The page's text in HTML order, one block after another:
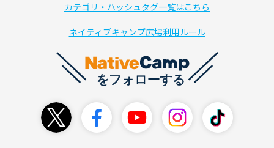
カテゴリ・ハッシュタグ一覧はこちら
ネイティブキャンプ広場利用ルール